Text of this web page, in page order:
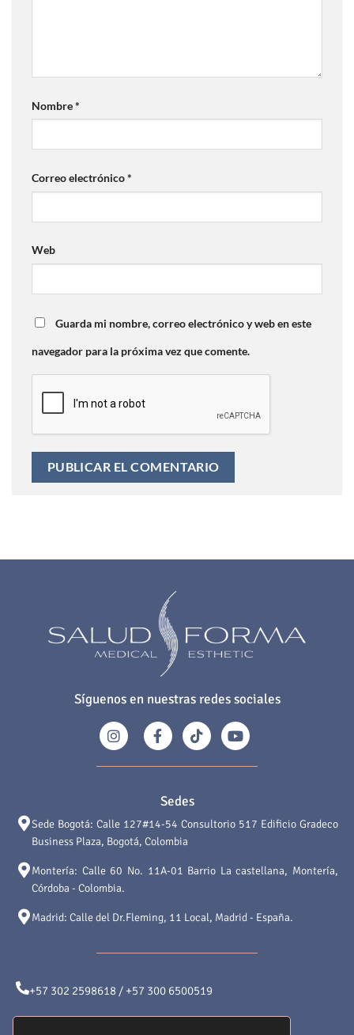
Nombre*
Correo electrónico*
Web
Guarda mi nombre, correo electrónico y web en este
navegador para la próxima vez que comente.
Síguenos en nuestras redes sociales
Sedes
Sede Bogotá: Calle 127#14-54 Consultorio 517 Edificio Gradeco
Business Plaza, Bogotá, Colombia
Montería: Calle 60 No. 11A-01 Barrio La castellana, Montería,
Córdoba - Colombia.
Madrid: Calle del Dr.Fleming, 11 Local, Madrid - España.
+57 302 2598618 / +57 300 6500519